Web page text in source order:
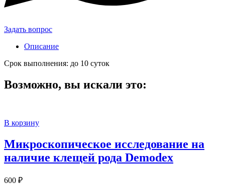
Задать вопрос
Описание
Срок выполнения: до 10 суток
Возможно, вы искали это:
В корзину
Микроскопическое исследование на
наличие клещей рода Demodex
600 ₽